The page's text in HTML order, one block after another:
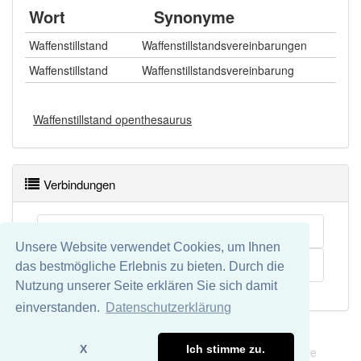
Unsere Website verwendet Cookies, um Ihnen
das bestmögliche Erlebnis zu bieten. Durch die
Nutzung unserer Seite erklären Sie sich damit
einverstanden.
Datenschutzerklärung
X Ich stimme zu.
Wort Synonyme
Waffenstillstand
Waffenstillstandsvereinbarungen
Waffenstillstand
Waffenstillstandsvereinbarung
Waffenstillstand openthesaurus
Verbindungen
Krieg
Datenschutz
Wir übernehmen keine Garantie und keine Haftung für die